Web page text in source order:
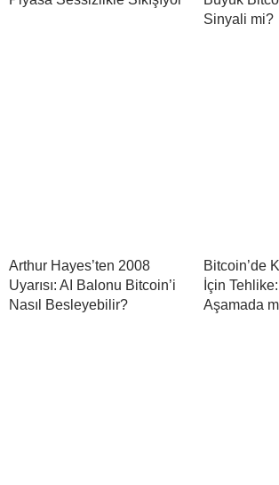
Sinyali mi?
Arthur Hayes’ten 2008
Uyarısı: AI Balonu Bitcoin’i
Nasıl Besleyebilir?
Bitcoin’de
İçin
Aşamada